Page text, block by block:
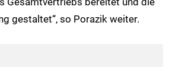
gestaltet“, so Porazik weiter.